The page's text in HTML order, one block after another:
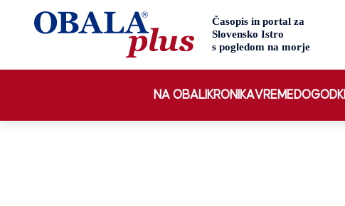
NA OBALI KRONIKAVREMEDOGODKI